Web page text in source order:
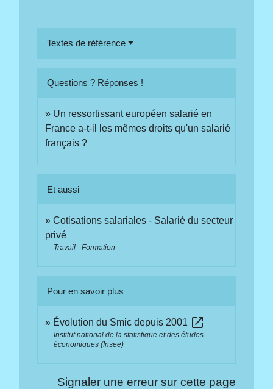
Textes de référence
Questions ? Réponses !
Un ressortissant européen salarié en
France a-t-il les mêmes droits qu'un salarié
français ?
Et aussi
Cotisations salariales - Salarié du secteur
privé
Travail - Formation
Pour en savoir plus
Évolution du Smic depuis 2001 open_in_new
Institut national de la statistique et des études
économiques (Insee)
Signaler une erreur sur cette page